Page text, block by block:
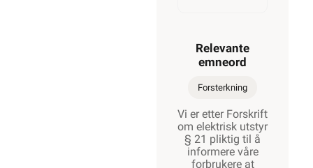
Relevante
emneord
Forsterkning
Vi er etter Forskrift
om elektrisk utstyr
§ 21 pliktig til å
informere våre
forbrukere at